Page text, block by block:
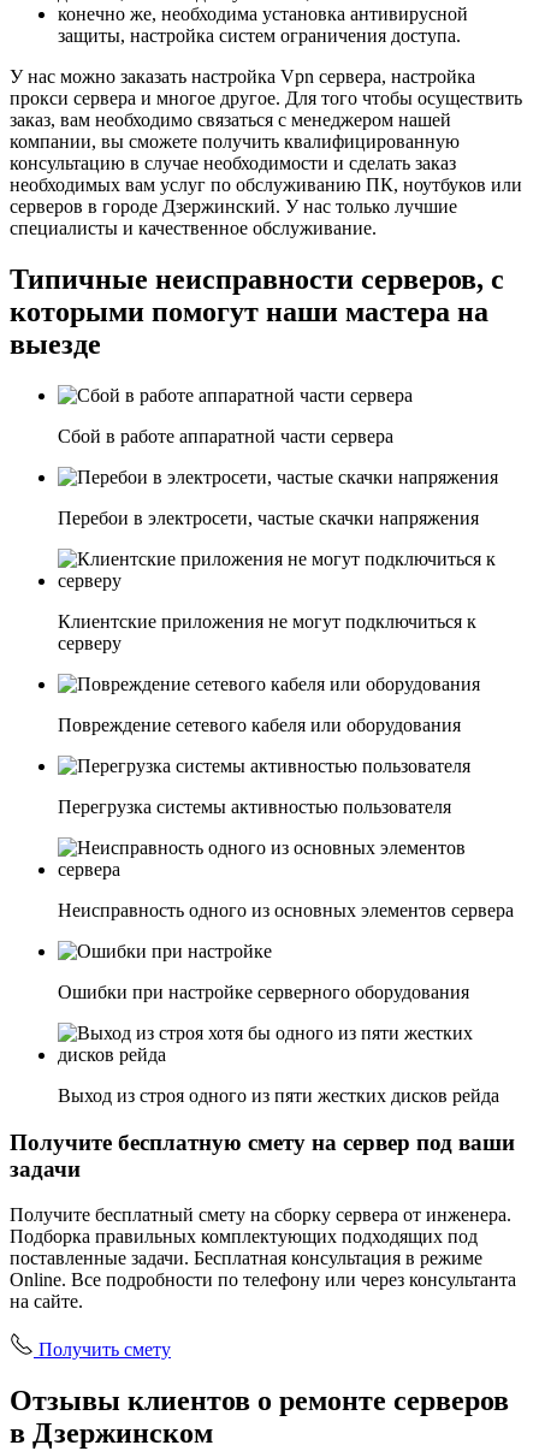
конечно же, необходима установка антивирусной
защиты, настройка систем ограничения доступа.
У нас можно заказать настройка Vpn сервера, настройка
прокси сервера и многое другое. Для того чтобы осуществить
заказ, вам необходимо связаться с менеджером нашей
компании, вы сможете получить квалифицированную
консультацию в случае необходимости и сделать заказ
необходимых вам услуг по обслуживанию ПК, ноутбуков или
серверов в городе Дзержинский. У нас только лучшие
специалисты и качественное обслуживание.
Типичные неисправности серверов, с
которыми помогут наши мастера на
выезде
Сбой в работе аппаратной части сервера
Перебои в электросети, частые скачки напряжения
Клиентские приложения не могут подключиться к
серверу
Повреждение сетевого кабеля или оборудования
Перегрузка системы активностью пользователя
Неисправность одного из основных элементов сервера
Ошибки при настройке серверного оборудования
Выход из строя одного из пяти жестких дисков рейда
Получите бесплатную смету на сервер под ваши
задачи
Получите бесплатный смету на сборку сервера от инженера.
Подборка правильных комплектующих подходящих под
поставленные задачи. Бесплатная консультация в режиме
Online. Все подробности по телефону или через консультанта
на сайте.
Получить смету
Отзывы клиентов о ремонте серверов
в Дзержинском